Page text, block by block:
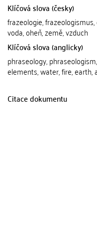
Klíčová slova (česky)
frazeologie,
voda, oheň, země, vzduch
Klíčová slova (anglicky)
phraseology,
elements, water, fire, earth,
Citace dokumentu